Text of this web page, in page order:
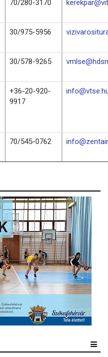
70/280-3170
30/975-5956
30/578-9265
+36-20-920-
9917
70/545-0762